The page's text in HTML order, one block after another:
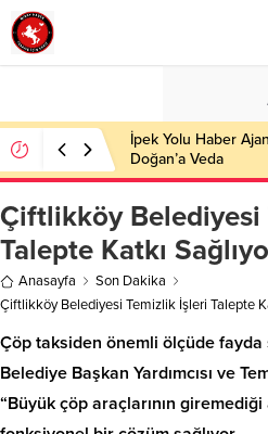
İpek Yolu Haber
Doğan’a Veda
Çiftlikköy Belediyesi
Talepte Katkı
Anasayfa
Son Dakika
Çiftlikköy Belediyesi Temizlik İşleri Talepte
Çöp taksiden önemli ölçüde fayda
Belediye Başkan Yardımcısı ve
“Büyük çöp araçlarının